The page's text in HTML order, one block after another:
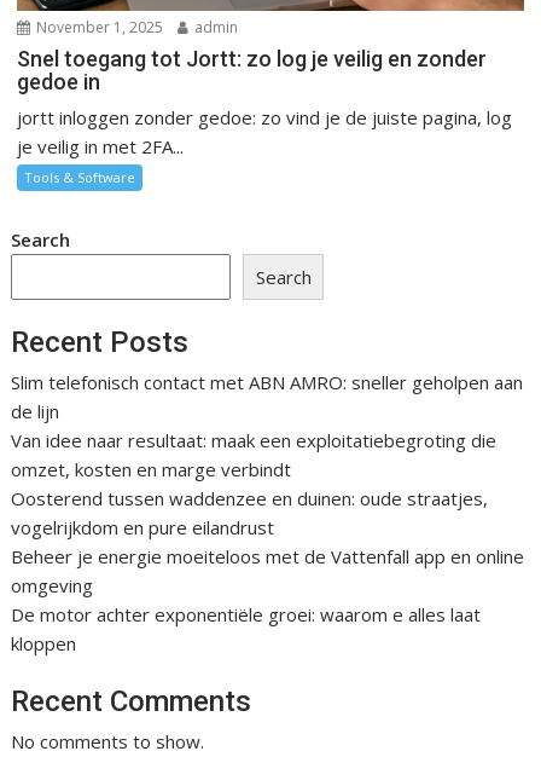
November 1, 2025 admin
Snel toegang tot Jortt: zo log je veilig en zonder
gedoe in
jortt inloggen zonder gedoe: zo vind je de juiste pagina, log
je veilig in met 2FA...
Tools & Software
Search
Search
Recent Posts
Slim telefonisch contact met ABN AMRO: sneller geholpen aan
de lijn
Van idee naar resultaat: maak een exploitatiebegroting die
omzet, kosten en marge verbindt
Oosterend tussen waddenzee en duinen: oude straatjes,
vogelrijkdom en pure eilandrust
Beheer je energie moeiteloos met de Vattenfall app en online
omgeving
De motor achter exponentiële groei: waarom e alles laat
kloppen
Recent Comments
No comments to show.